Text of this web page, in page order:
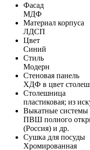
Фасад
МДФ
Материал корпуса
ЛДСП
Цвет
Синий
Стиль
Модерн
Стеновая панель
ХДФ в цвет
Столешница
пластиковая; из
Выкатные системы
ПВШ полного
(Россия) и др.
Сушка для посуды
Хромированная